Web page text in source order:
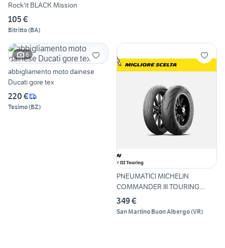
Rock'it BLACK Mission
105 €
Bitritto(BA)
6
abbigliamento moto dainese
Ducati gore tex
220 €
Tesimo(BZ)
PNEUMATICI MICHELIN
COMMANDER III TOURING
130/60/1
349 €
San Martino Buon Albergo(VR)